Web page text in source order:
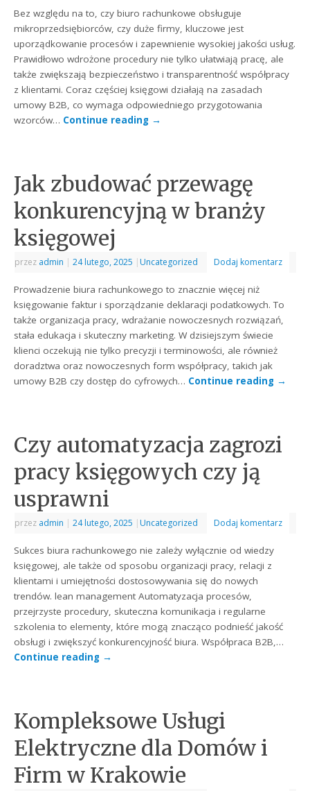
Bez względu na to, czy biuro rachunkowe obsługuje
mikroprzedsiębiorców, czy duże firmy, kluczowe jest
uporządkowanie procesów i zapewnienie wysokiej jakości usług.
Prawidłowo wdrożone procedury nie tylko ułatwiają pracę, ale
także zwiększają bezpieczeństwo i transparentność współpracy
z klientami. Coraz częściej księgowi działają na zasadach
umowy B2B, co wymaga odpowiedniego przygotowania
wzorców… Continue reading →
Jak zbudować przewagę
konkurencyjną w branży
księgowej
przez admin | 24 lutego, 2025 | Uncategorized Dodaj komentarz
Prowadzenie biura rachunkowego to znacznie więcej niż
księgowanie faktur i sporządzanie deklaracji podatkowych. To
także organizacja pracy, wdrażanie nowoczesnych rozwiązań,
stała edukacja i skuteczny marketing. W dzisiejszym świecie
klienci oczekują nie tylko precyzji i terminowości, ale również
doradztwa oraz nowoczesnych form współpracy, takich jak
umowy B2B czy dostęp do cyfrowych… Continue reading →
Czy automatyzacja zagrozi
pracy księgowych czy ją
usprawni
przez admin | 24 lutego, 2025 | Uncategorized Dodaj komentarz
Sukces biura rachunkowego nie zależy wyłącznie od wiedzy
księgowej, ale także od sposobu organizacji pracy, relacji z
klientami i umiejętności dostosowywania się do nowych
trendów. lean management Automatyzacja procesów,
przejrzyste procedury, skuteczna komunikacja i regularne
szkolenia to elementy, które mogą znacząco podnieść jakość
obsługi i zwiększyć konkurencyjność biura. Współpraca B2B,…
Continue reading →
Kompleksowe Usługi
Elektryczne dla Domów i
Firm w Krakowie